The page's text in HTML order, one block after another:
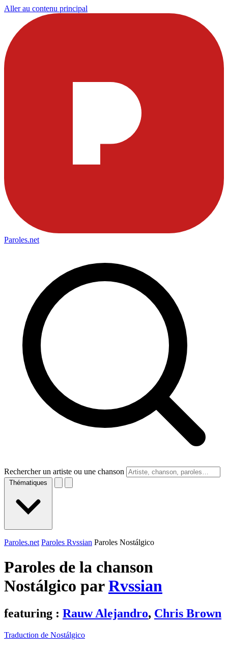
Aller au contenu principal
Paroles.net
Rechercher un artiste ou une chanson
Thématiques
Paroles.net Paroles Rvssian Paroles Nostálgico
Paroles de la chanson
Nostálgico parRvssian
featuring : Rauw Alejandro, Chris Brown
Traduction de Nostálgico